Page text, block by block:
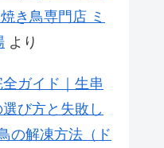
き鳥専門店 ミ
より
ガイド｜生串
選び方と失敗し
の解凍方法（ド